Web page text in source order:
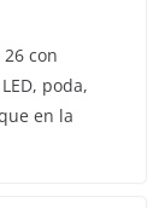
con
poda,
en la